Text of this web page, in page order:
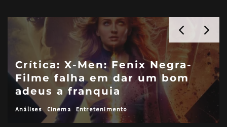
Crítica: X-Men: Fenix Negra-
Filme falha em dar um bom
adeus a franquia
Análises Cinema Entretenimento